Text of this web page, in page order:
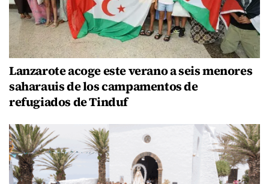
Lanzarote acoge este verano a seis menores
saharauis de los campamentos de
refugiados de Tinduf